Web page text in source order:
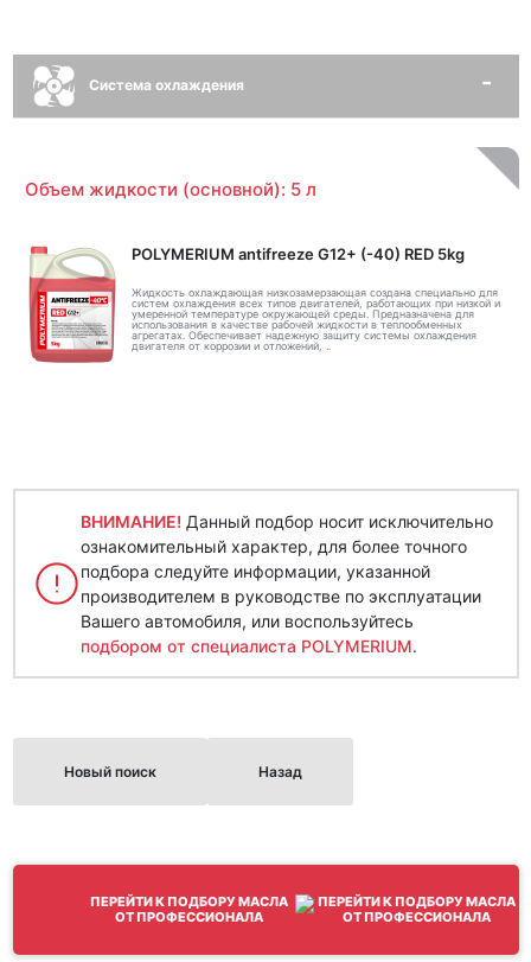
Система охлаждения
Объем жидкости (основной): 5 л
POLYMERIUM antifreeze G12+ (-40) RED 5kg
Жидкость охлаждающая низкозамерзающая создана специально для
систем охлаждения всех типов двигателей, работающих при низкой и
умеренной температуре окружающей среды. Предназначена для
использования в качестве рабочей жидкости в теплообменных
агрегатах. Обеспечивает надежную защиту системы охлаждения
двигателя от коррозии и отложений, ..
ВНИМАНИЕ! Данный подбор носит исключительно
ознакомительный характер, для более точного
подбора следуйте информации, указанной
производителем в руководстве по эксплуатации
Вашего автомобиля, или воспользуйтесь
подбором от специалиста POLYMERIUM.
Новый поиск Назад
ПЕРЕЙТИ К ПОДБОРУ МАСЛА
ОТ ПРОФЕССИОНАЛА